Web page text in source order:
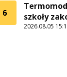
6
szkoły
2026.08.05